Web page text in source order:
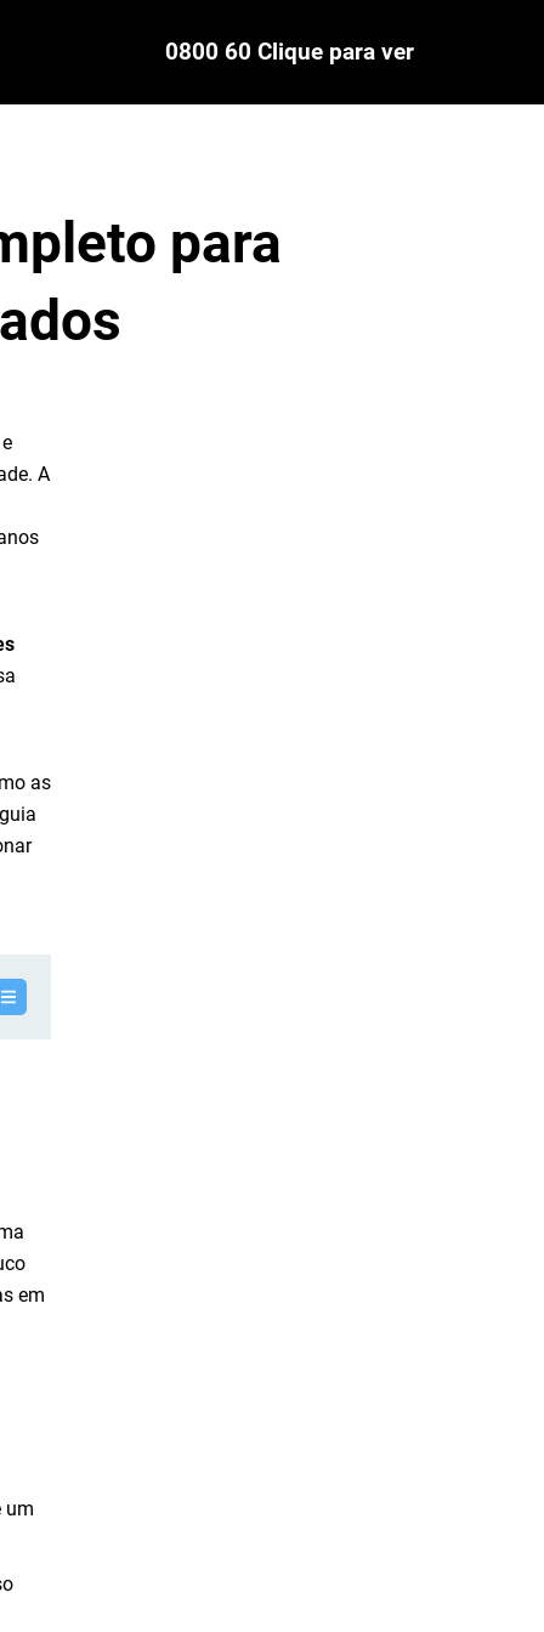
0800 60 Clique para ver
para
A
as
em
um